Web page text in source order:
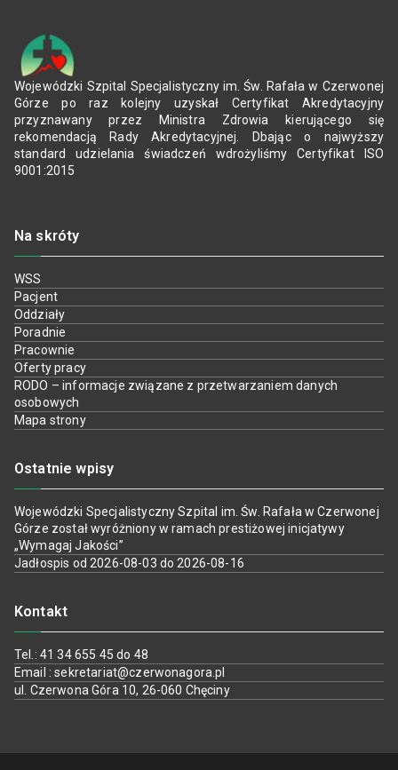
Wojewódzki Szpital Specjalistyczny im. Św. Rafała w Czerwonej
Górze po raz kolejny uzyskał Certyfikat Akredytacyjny
przyznawany przez Ministra Zdrowia kierującego się
rekomendacją Rady Akredytacyjnej. Dbając o najwyższy
standard udzielania świadczeń wdrożyliśmy Certyfikat ISO
9001:2015
Na skróty
WSS
Pacjent
Oddziały
Poradnie
Pracownie
Oferty pracy
RODO – informacje związane z przetwarzaniem danych
osobowych
Mapa strony
Ostatnie wpisy
Wojewódzki Specjalistyczny Szpital im. Św. Rafała w Czerwonej
Górze został wyróżniony w ramach prestiżowej inicjatywy
„Wymagaj Jakości”
Jadłospis od 2026-08-03 do 2026-08-16
Kontakt
Tel.: 41 34 655 45 do 48
Email : sekretariat@czerwonagora.pl
ul. Czerwona Góra 10, 26-060 Chęciny